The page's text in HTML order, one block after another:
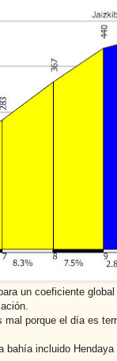
un coeficiente global
porque el día es
bahía incluido